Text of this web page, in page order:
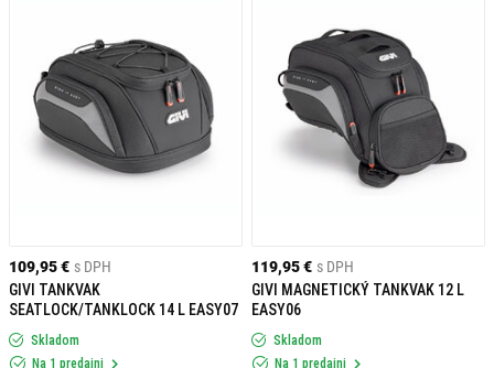
109,95 € s DPH
GIVI TANKVAK
SEATLOCK/TANKLOCK 14 L EASY07
Skladom
Na 1 predajni
119,95 € s DPH
GIVI MAGNETICKÝ TANKVAK 12 L
EASY06
Skladom
Na 1 predajni